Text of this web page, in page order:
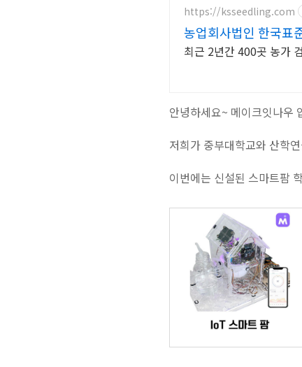
https://ksseedling.com
농업회사법인 한국표
최근 2년간 400곳 농가
안녕하세요~ 메이크잇나우
저희가 중부대학교와 산학
이번에는 신설된 스마트팜